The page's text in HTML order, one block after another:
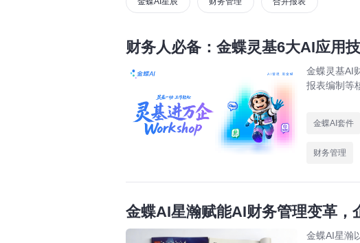
财务人必备：金蝶灵基6大AI应用
金蝶灵基AI
报表编制等
金蝶AI套件
财务管理
金蝶AI星瀚赋能AI财务管理变革
金蝶AI星瀚